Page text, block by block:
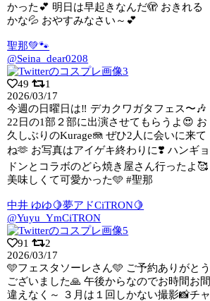
かった💕 明日は早起きなんだ🫣 おきれる
かな💦 おやすみなさい～💕
聖那💚🐾
@Seina_dear0208
49
1
2026/03/17
今週の日曜日は‼️ デカクワガタフェス〜🎶
22日の1部２部に出演させてもらうよ 😍 お
久しぶりのKurage🪼 ぜひ2人に会いに来て
ね🫶 お写真はアイゲキ終わりに❣️ ハンギョ
ドンとコラボのどら焼き屋さん行ったよ🥰
美味しくて可愛かった🩵 #聖那
中井 ゆゆ🍋夢アドCiTRON🍋
@Yuyu_YmCiTRON
91
2
2026/03/17
🩵フェスタソーレさん🩵 ご予約ありがとう
ございました🙏 午後からなのでお時間お間
違えなく～ ３月は１回しかない撮影📸チャ